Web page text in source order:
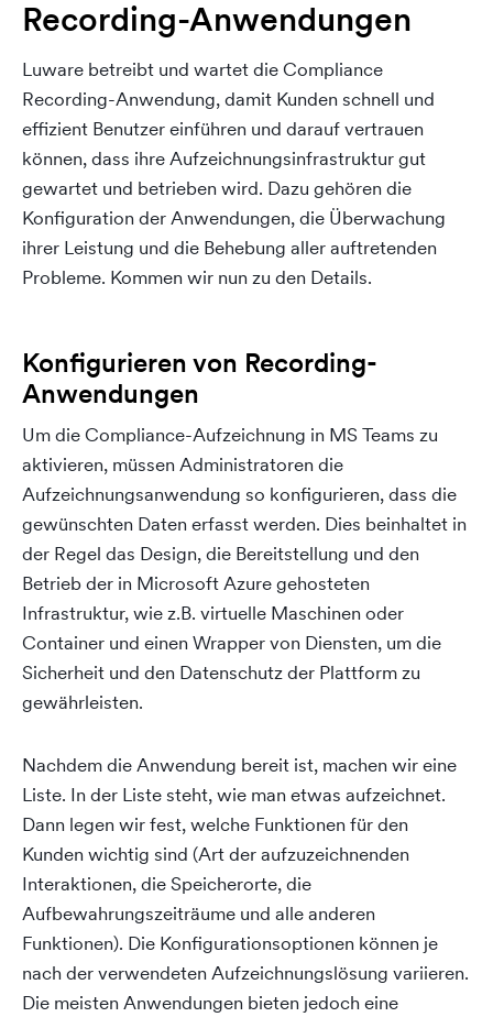
Recording-Anwendungen
Luware betreibt und wartet die Compliance
Recording-Anwendung, damit Kunden schnell und
effizient Benutzer einführen und darauf vertrauen
können, dass ihre Aufzeichnungsinfrastruktur gut
gewartet und betrieben wird. Dazu gehören die
Konfiguration der Anwendungen, die Überwachung
ihrer Leistung und die Behebung aller auftretenden
Probleme. Kommen wir nun zu den Details.
Konfigurieren von Recording-
Anwendungen
Um die Compliance-Aufzeichnung in MS Teams zu
aktivieren, müssen Administratoren die
Aufzeichnungsanwendung so konfigurieren, dass die
gewünschten Daten erfasst werden. Dies beinhaltet in
der Regel das Design, die Bereitstellung und den
Betrieb der in Microsoft Azure gehosteten
Infrastruktur, wie z.B. virtuelle Maschinen oder
Container und einen Wrapper von Diensten, um die
Sicherheit und den Datenschutz der Plattform zu
gewährleisten.
Nachdem die Anwendung bereit ist, machen wir eine
Liste. In der Liste steht, wie man etwas aufzeichnet.
Dann legen wir fest, welche Funktionen für den
Kunden wichtig sind (Art der aufzuzeichnenden
Interaktionen, die Speicherorte, die
Aufbewahrungszeiträume und alle anderen
Funktionen). Die Konfigurationsoptionen können je
nach der verwendeten Aufzeichnungslösung variieren.
Die meisten Anwendungen bieten jedoch eine